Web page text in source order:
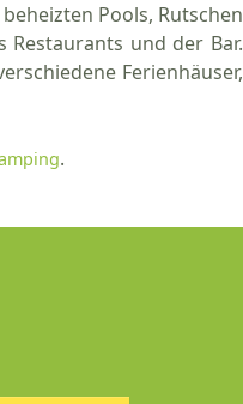
Pools, Rutschen
Restaurants und der Bar.
Ferienhäuser,
.